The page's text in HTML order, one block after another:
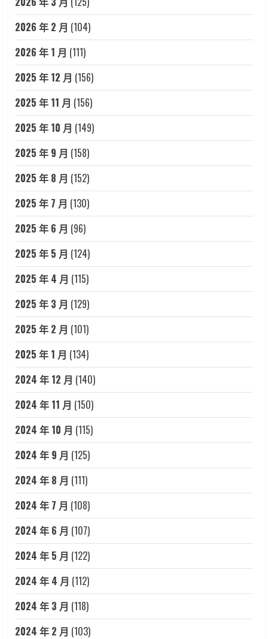
2026 年 2 月 (104)
2026 年 1 月 (111)
2025 年 12 月 (156)
2025 年 11 月 (156)
2025 年 10 月 (149)
2025 年 9 月 (158)
2025 年 8 月 (152)
2025 年 7 月 (130)
2025 年 6 月 (96)
2025 年 5 月 (124)
2025 年 4 月 (115)
2025 年 3 月 (129)
2025 年 2 月 (101)
2025 年 1 月 (134)
2024 年 12 月 (140)
2024 年 11 月 (150)
2024 年 10 月 (115)
2024 年 9 月 (125)
2024 年 8 月 (111)
2024 年 7 月 (108)
2024 年 6 月 (107)
2024 年 5 月 (122)
2024 年 4 月 (112)
2024 年 3 月 (118)
2024 年 2 月 (103)